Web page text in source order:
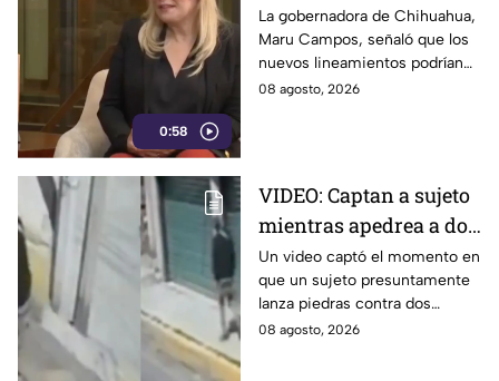
0:58
riesgos para la libertad
de expresión por
nuevos lineamientos
del gobierno federal
La gobernadora de Chihuahua,
Maru Campos, señaló que los
nuevos lineamientos podrían
representar un riesgo para la
08 agosto, 2026
VIDEO: Captan a sujeto
mientras apedrea a dos
jóvenes en plena calle
en Calpulalpan,
Tlaxcala
Un video captó el momento en
que un sujeto presuntamente
lanza piedras contra dos
jóvenes en el periférico de
08 agosto, 2026